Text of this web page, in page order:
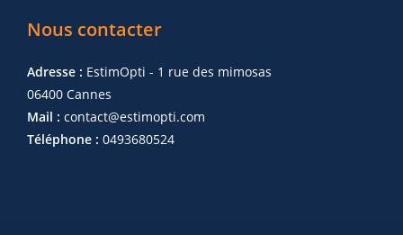
Nous contacter
Adresse : EstimOpti - 1 rue des mimosas
06400 Cannes
Mail : contact@estimopti.com
Téléphone : 0493680524